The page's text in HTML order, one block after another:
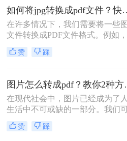
那么要怎么将jpg如何转pdf呢？这
是我们今天要讲述的重点，下面一
来看看图片转pdf的具体步骤吧。
如何将jpg转换成
在许多情况下，我们需要将一些
文件转换成PDF文件格式。例如
们需要将多张图片合并成一个PDF
件以便于存储和共享。此外，因为
使其更容易在各种设备上查看和
享。那么如何将jpg转换成pdf文件
呢？今天小编就分享二免费好用
换方法，希望可以帮到大家。
赞 踩
图片怎
在现代社会中，图片已经成为了
生活中不可或缺的一部分。我们
在网上找到各种各样的图片，这些
片可以是照片、插画、图表，甚至
赞 踩